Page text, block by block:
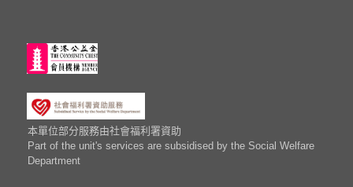
本單位部分服務由社會福利署資助
Part of the unit's services are subsidised by the Social Welfare
Department